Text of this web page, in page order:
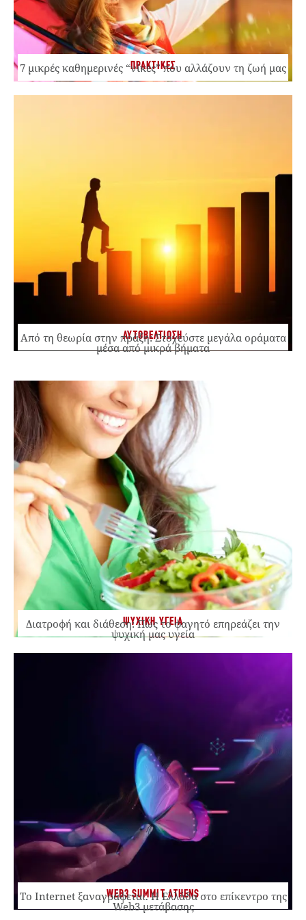
ΠΡΑΚΤΙΚΕΣ
7 μικρές καθημερινές “νίκες” που αλλάζουν τη ζωή μας
ΑΥΤΟΒΕΛΤΙΩΣΗ
Από τη θεωρία στην πράξη: Στοχεύστε μεγάλα οράματα
μέσα από μικρά βήματα
ΨΥΧΙΚΗ ΥΓΕΙΑ
Διατροφή και διάθεση: Πώς το φαγητό επηρεάζει την
ψυχική μας υγεία
WEB3 SUMMIT ATHENS
Το Internet ξαναγράφεται. Η Ελλάδα στο επίκεντρο της
Web3 μετάβασης